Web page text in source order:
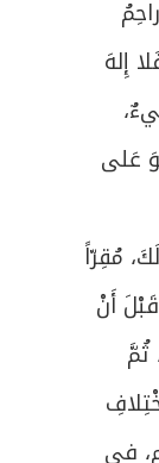
إِلهَ
عَلى
مُقِرّاً
أَنْ
ثُمَّ
في